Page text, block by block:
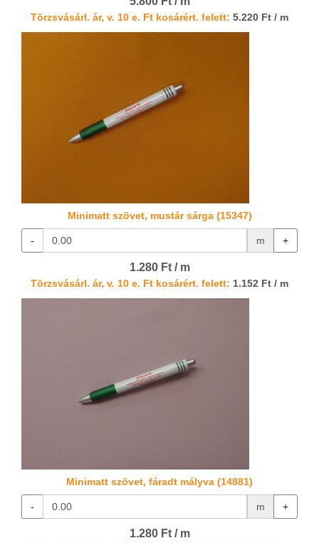
Törzsvásárl. ár, v. 10 e. Ft kosárért. felett: 5.220 Ft / m
Minimatt szövet, mustár sárga (15347)
- m +
1.280 Ft / m
Törzsvásárl. ár, v. 10 e. Ft kosárért. felett: 1.152 Ft / m
Minimatt szövet, fáradt mályva (14881)
- m +
1.280 Ft / m